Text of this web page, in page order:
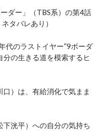
ダー」（TBS系）の第4話
タバレあり）
のラストイヤー“9ボーダ
の生きる道を模索するヒ
）は、有給消化で気まま
洸平）への自分の気持ち